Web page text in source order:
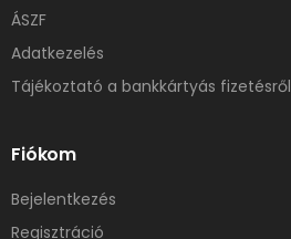
ÁSZF
Adatkezelés
Tájékoztató a bankkártyás fizetésről
Fiókom
Bejelentkezés
Regisztráció